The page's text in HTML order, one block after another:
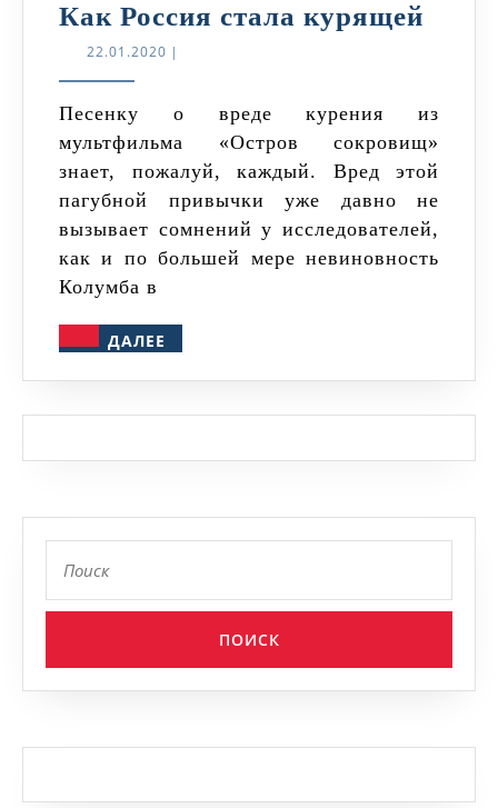
Как Россия стала курящей
22.01.2020 22.01.2020
|
Песенку о вреде курения из
мультфильма «Остров сокровищ»
знает, пожалуй, каждый. Вред этой
пагубной привычки уже давно не
вызывает сомнений у исследователей,
как и по большей мере невиновность
Колумба в
ДАЛЕЕ